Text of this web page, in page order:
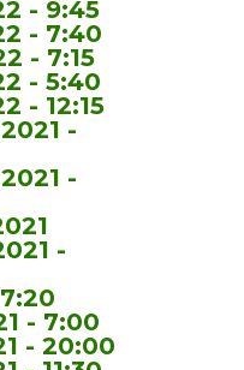
- 9:45
- 7:40
- 7:15
- 5:40
- 12:15
-
-
-
- 7:00
- 20:00